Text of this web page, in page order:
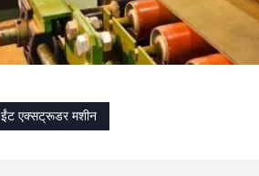
ईंट एक्सट्रूडर मशीन